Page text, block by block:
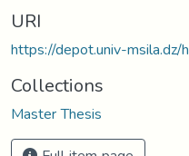
URI
https://depot.univ-
Collections
Master Thesis